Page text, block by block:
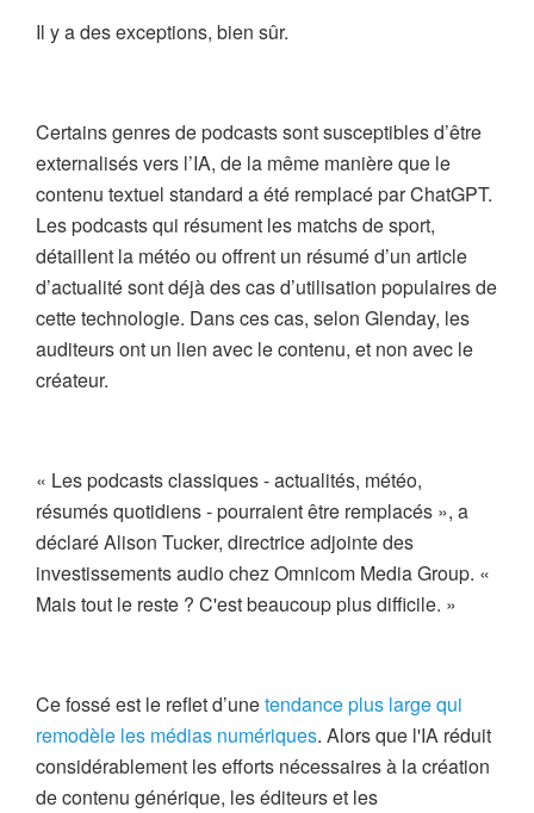
Il y a des exceptions, bien sûr.
Certains genres de podcasts sont susceptibles d’être
externalisés vers l’IA, de la même manière que le
contenu textuel standard a été remplacé par ChatGPT.
Les podcasts qui résument les matchs de sport,
détaillent la météo ou offrent un résumé d’un article
d’actualité sont déjà des cas d’utilisation populaires de
cette technologie. Dans ces cas, selon Glenday, les
auditeurs ont un lien avec le contenu, et non avec le
créateur.
« Les podcasts classiques - actualités, météo,
résumés quotidiens - pourraient être remplacés », a
déclaré Alison Tucker, directrice adjointe des
investissements audio chez Omnicom Media Group. «
Mais tout le reste ? C'est beaucoup plus difficile. »
Ce fossé est le reflet d’unetendance plus large qui
remodèle les médias numériques. Alors que l'IA réduit
considérablement les efforts nécessaires à la création
de contenu générique, les éditeurs et les